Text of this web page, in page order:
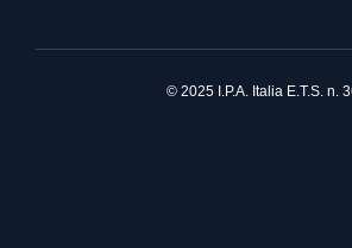
© 2025 I.P.A. Italia E.T.S. n.